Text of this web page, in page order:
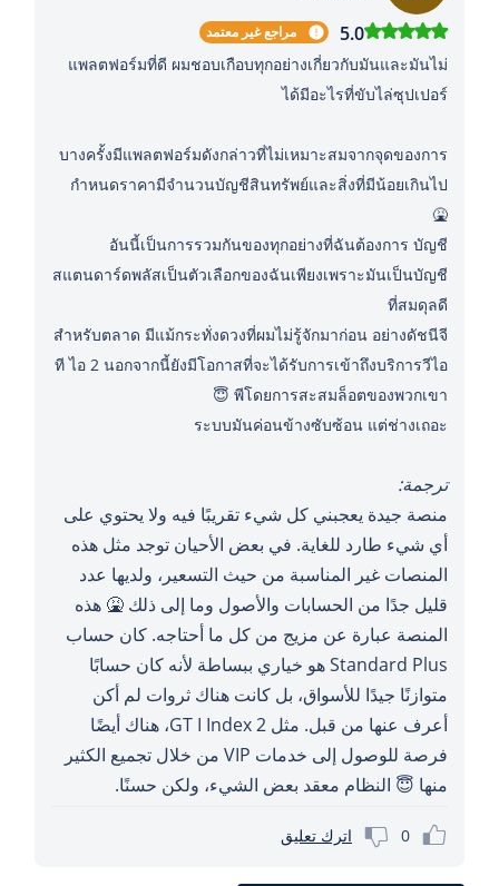
5.0 مراجع غير معتمد
แพลตฟอร์มที่ดี ผมชอบเกือบทุกอย่างเกี่ยวกับมันและมันไม่
บางครั้งมีแพลตฟอร์มดังกล่าวที่ไม่เหมาะสมจากจุดของการ
กำหนดราคามีจำนวนบัญชีสินทรัพย์และสิ่งที่มีน้อยเกินไป
อันนี้เป็นการรวมกันของทุกอย่างที่ฉันต้องการ บัญชี
สแตนดาร์ดพลัสเป็นตัวเลือกของฉันเพียงเพราะมันเป็นบัญชี
สำหรับตลาด มีแม้กระทั่งดวงที่ผมไม่รู้จักมาก่อน อย่างดัชนีจี
ที ไอ 2 นอกจากนี้ยังมีโอกาสที่จะได้รับการเข้าถึงบริการวีไอ
ระบบมันค่อนข้างซับซ้อน แต่ช่างเถอะ
ترجمة:
منصة جيدة يعجبني كل شيء تقريبًا فيه ولا يحتوي على
أي شيء طارد للغاية. في بعض الأحيان توجد مثل هذه
المنصات غير المناسبة من حيث التسعير، ولديها عدد
قليل جدًا من الحسابات والأصول وما إلى ذلك 🤮 هذه
المنصة عبارة عن مزيج من كل ما أحتاجه. كان حساب
Standard Plus هو خياري ببساطة لأنه كان حسابًا
متوازنًا جيدًا للأسواق، بل كانت هناك ثروات لم أكن
أعرف عنها من قبل. مثل GT I Index 2، هناك أيضًا
فرصة للوصول إلى خدمات VIP من خلال تجميع الكثير
منها 😇 النظام معقد بعض الشيء، ولكن حسنًا.
0 اترك تعليق